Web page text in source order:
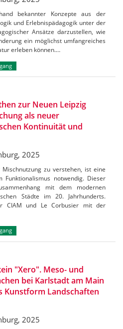
bekannter Konzepte aus der
und Erlebnispädagogik unter der
Ansätze darzustellen, wie
ein möglichst umfangreiches
erleben können.…
zur Neuen Leipzig
als neuer
Kontinuität und
2025
zu verstehen, ist eine
Funktionalismus notwendig. Dieser
mit dem modernen
Städte im 20. Jahrhunderts.
CIAM und Le Corbusier mit der
"Xero". Meso- und
bei Karlstadt am Main
Kunstform Landschaften
2025